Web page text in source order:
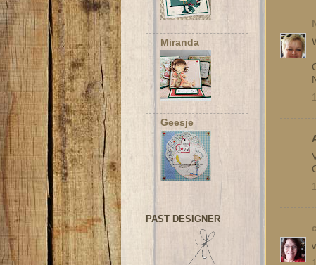
Miranda
Geesje
PAST DESIGNER